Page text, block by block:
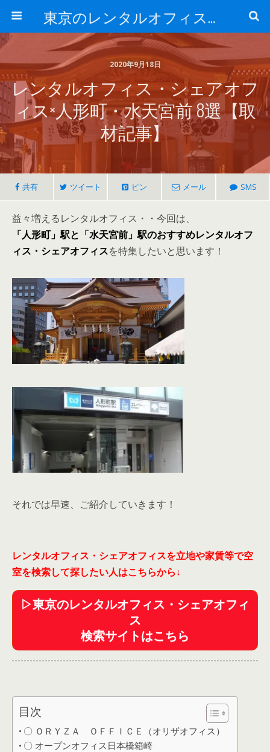
東京のレンタルオフィス、サービスオフィスの現地取材記事ブログ-ROjournal
2020年9月18日
レンタルオフィス・シェアオフ
ィス×人形町・水天宮前 8選【取
材記事】
共有 ツイート ピン メール SMS
益々増えるレンタルオフィス・・今回は、
「人形町」駅と「水天宮前」駅のおすすめレンタルオフ
ィス・シェアオフィスを特集したいと思います！
それでは早速、ご紹介していきます！
レンタルオフィス・シェアオフィスを立地や家賃等で空
室を検索して探したい人はこちらから ↓
▷東京のレンタルオフィス・シェアオフィ
ス
検索サイトはこちら
目次
〇 ＯＲＹＺＡ ＯＦＦＩＣＥ（オリザオフィス）
〇 オープンオフィス日本橋箱崎